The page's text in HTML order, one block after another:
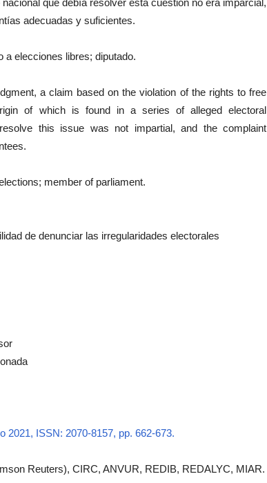
que debía resolver esta cuestión no era imparcial,
adecuadas y suficientes.
a elecciones libres; diputado.
a claim based on the violation of the rights to free
of which is found in a series of alleged electoral
this issue was not impartial, and the complaint
member of parliament.
de denunciar las irregularidades electorales
2021, ISSN: 2070-8157, pp. 662-673.
Reuters), CIRC, ANVUR, REDIB, REDALYC, MIAR.